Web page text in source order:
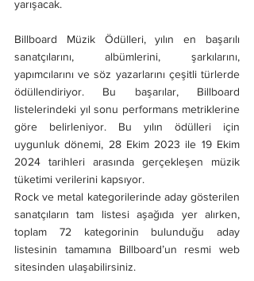
yarışacak.
Billboard Müzik Ödülleri, yılın en başarılı
sanatçılarını, albümlerini, şarkılarını,
yapımcılarını ve söz yazarlarını çeşitli türlerde
ödüllendiriyor. Bu başarılar, Billboard
listelerindeki yıl sonu performans metriklerine
göre belirleniyor. Bu yılın ödülleri için
uygunluk dönemi, 28 Ekim 2023 ile 19 Ekim
2024 tarihleri arasında gerçekleşen müzik
tüketimi verilerini kapsıyor.
Rock ve metal kategorilerinde aday gösterilen
sanatçıların tam listesi aşağıda yer alırken,
toplam 72 kategorinin bulunduğu aday
listesinin tamamına Billboard’un resmi web
sitesinden ulaşabilirsiniz.